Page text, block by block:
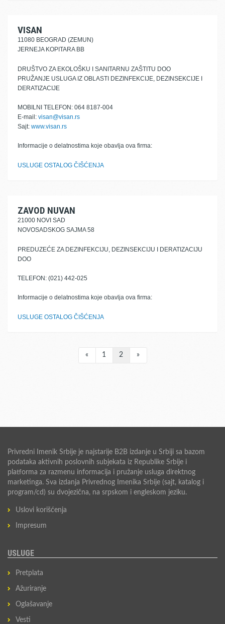
VISAN
11080 BEOGRAD (ZEMUN)
JERNEJA KOPITARA BB
DRUŠTVO ZA EKOLOŠKU I SANITARNU ZAŠTITU DOO
PRUŽANJE USLUGA IZ OBLASTI DEZINFEKCIJE, DEZINSEKCIJE I
DERATIZACIJE
MOBILNI TELEFON: 064 8187-004
E-mail: visan@visan.rs
Sajt: www.visan.rs
Informacije o delatnostima koje obavlja ova firma:
USLUGE OSTALOG ČIŠĆENJA
ZAVOD NUVAN
21000 NOVI SAD
NOVOSADSKOG SAJMA 58
PREDUZEĆE ZA DEZINFEKCIJU, DEZINSEKCIJU I DERATIZACIJU
DOO
TELEFON: (021) 442-025
Informacije o delatnostima koje obavlja ova firma:
USLUGE OSTALOG ČIŠĆENJA
« 1 2 »
Privredni Imenik Srbije je najstarije B2B izdanje u Srbiji sa bazom
podataka aktivnih poslovnih subjekata iz Republike Srbije i
platforma za razmenu informacija i pružanje usluga direktnog
marketinga. Sva izdanja Privrednog Imenika Srbije (sajt, katalog i
program/cd) su dvojezična, na srpskom i engleskom jeziku.
Uslovi korišćenja
Impresum
USLUGE
Pretplata
Ažuriranje
Oglašavanje
Vesti